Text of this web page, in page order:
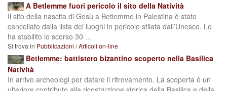
A Betlemme fuori pericolo il sito della Natività
Il sito della nascita di Gesù a Betlemme in Palestina è stato
cancellato dalla lista dei luoghi in pericolo stilata dall’Unesco. Lo
ha stabilito lo scorso 30 ...
Si trova in Pubblicazioni /Articoli on-line
Betlemme: battistero bizantino scoperto nella Basilica
Natività
In arrivo archeologi per datare il ritrovamento. La scoperta è un